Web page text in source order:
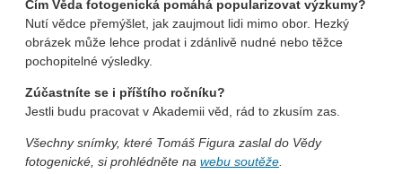
Čím Věda fotogenická pomáhá popularizovat výzkumy?
Nutí vědce přemýšlet, jak zaujmout lidi mimo obor. Hezký
obrázek může lehce prodat i zdánlivě nudné nebo těžce
pochopitelné výsledky.
Zúčastníte se i příštího ročníku?
Jestli budu pracovat v Akademii věd, rád to zkusím zas.
Všechny snímky, které Tomáš Figura zaslal do Vědy
fotogenické, si prohlédněte na webu soutěže